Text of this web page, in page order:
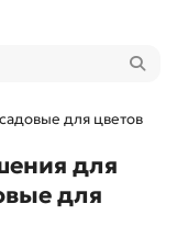
для цветов
для
для